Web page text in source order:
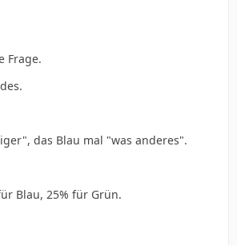
Frage.
das Blau mal "was anderes".
Blau, 25% für Grün.